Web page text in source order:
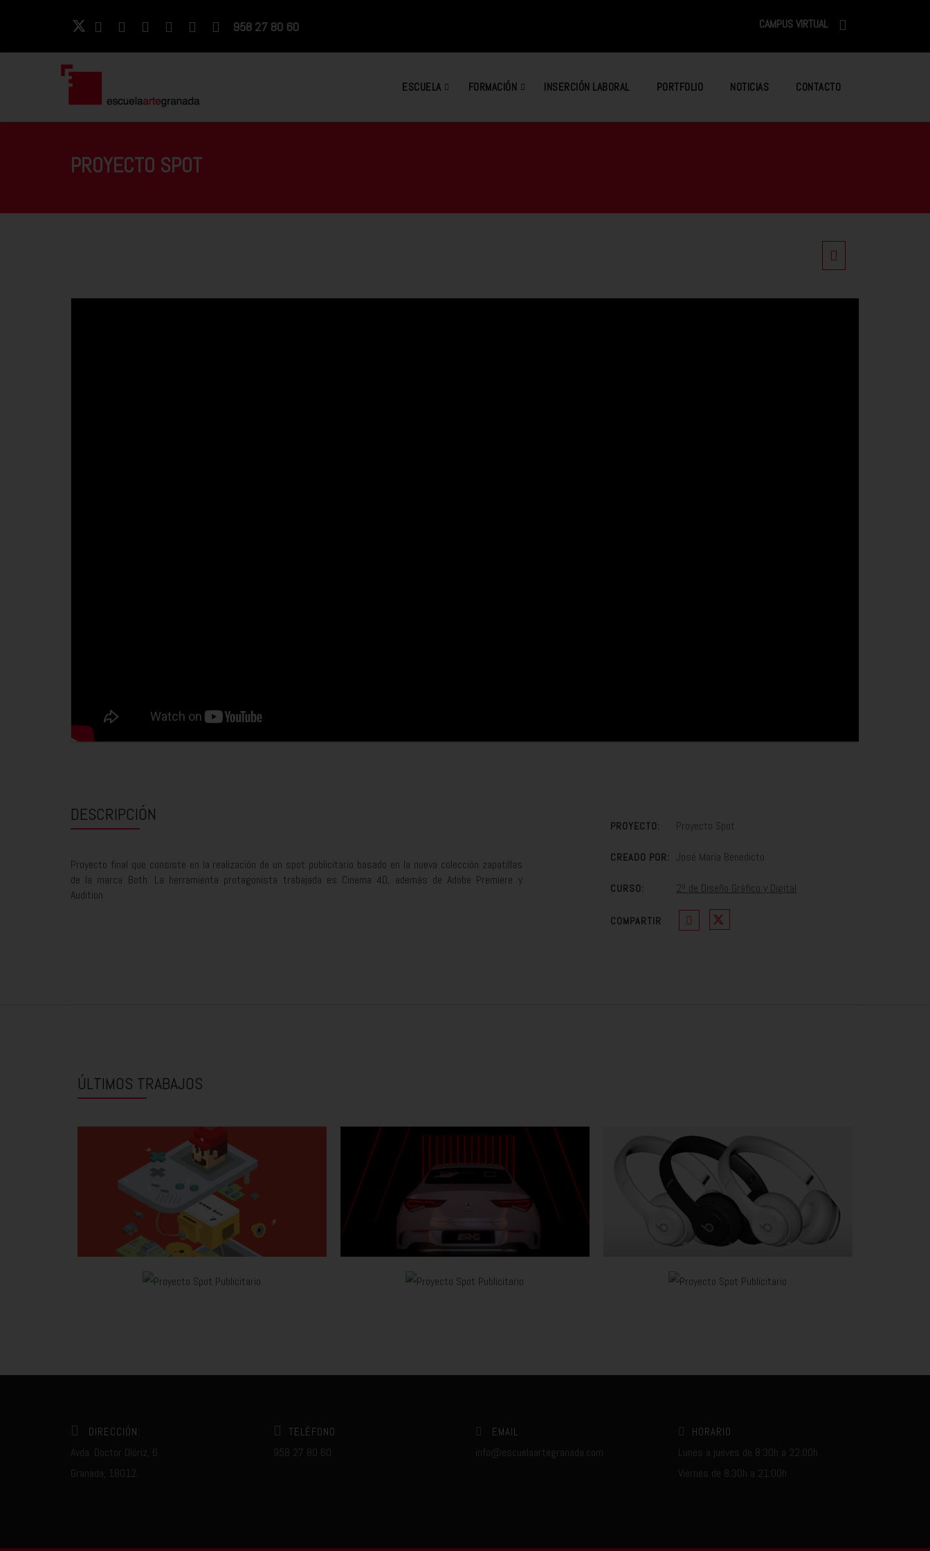
958 27 80 60 CAMPUS VIRTUAL
ESCUELA FORMACIÓN INSERCIÓN LABORAL PORTFOLIO NOTICIAS CONTACTO
PROYECTO SPOT
DESCRIPCIÓN
Proyecto final que consiste en la realización de un spot publicitario basado en la nueva colección zapatillas
de la marca Both. La herramienta protagonista trabajada es Cinema 4D, además de Adobe Premiere y
Audition
PROYECTO: Proyecto Spot
CREADO POR: José María Benedicto
CURSO: 2º de Diseño Gráfico y Digital
COMPARTIR
ÚLTIMOS TRABAJOS
DIRECCIÓN:
Avda. Doctor Olóriz, 6.
Granada, 18012.
TELÉFONO
958 27 80 60
EMAIL
info@escuelaartegranada.com
HORARIO
Lunes a jueves de 8:30h a 22:00h
Viernes de 8:30h a 21:00h